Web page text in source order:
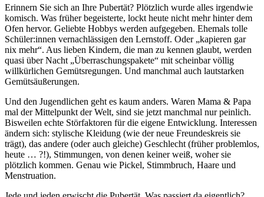
Erinnern Sie sich an Ihre Pubertät? Plötzlich wurde alles irgendwie
komisch. Was früher begeisterte, lockt heute nicht mehr hinter dem
Ofen hervor. Geliebte Hobbys werden aufgegeben. Ehemals tolle
Schüler:innen vernachlässigen den Lernstoff. Oder „kapieren gar
nix mehr“. Aus lieben Kindern, die man zu kennen glaubt, werden
quasi über Nacht „Überraschungspakete“ mit scheinbar völlig
willkürlichen Gemütsregungen. Und manchmal auch lautstarken
Gemütsäußerungen.
Und den Jugendlichen geht es kaum anders. Waren Mama & Papa
mal der Mittelpunkt der Welt, sind sie jetzt manchmal nur peinlich.
Bisweilen echte Störfaktoren für die eigene Entwicklung. Interessen
ändern sich: stylische Kleidung (wie der neue Freundeskreis sie
trägt), das andere (oder auch gleiche) Geschlecht (früher problemlos,
heute … ?!), Stimmungen, von denen keiner weiß, woher sie
plötzlich kommen. Genau wie Pickel, Stimmbruch, Haare und
Menstruation.